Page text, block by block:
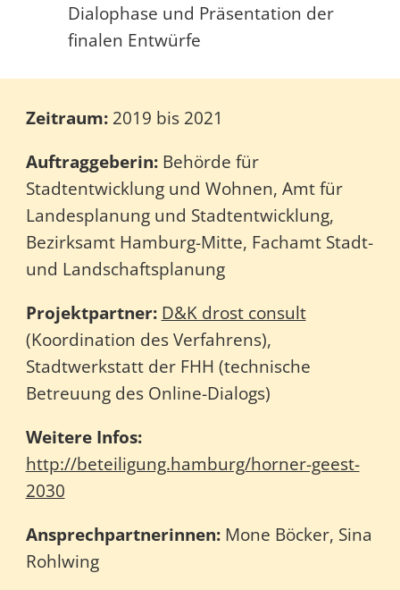
Dialophase und Präsentation der
finalen Entwürfe
Zeitraum: 2019 bis 2021
Auftraggeberin: Behörde für
Stadtentwicklung und Wohnen, Amt für
Landesplanung und Stadtentwicklung,
Bezirksamt Hamburg-Mitte, Fachamt Stadt-
und Landschaftsplanung
Projektpartner: D&K drost consult
(Koordination des Verfahrens),
Stadtwerkstatt der FHH (technische
Betreuung des Online-Dialogs)
Weitere Infos:
http://beteiligung.hamburg/horner-geest-
2030
Ansprechpartnerinnen: Mone Böcker, Sina
Rohlwing